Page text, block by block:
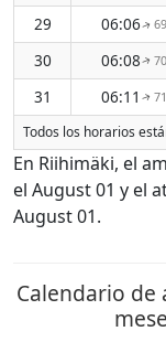
29
06:06↑
30
06:08↑
31
06:11 ↑
Todos los horarios
En Riihimäki, el
el August 01 y el
August 01.
Calendario